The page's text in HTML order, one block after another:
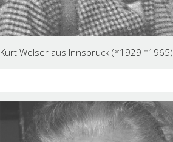
Kurt Welser aus Innsbruck (*1929 †1965)